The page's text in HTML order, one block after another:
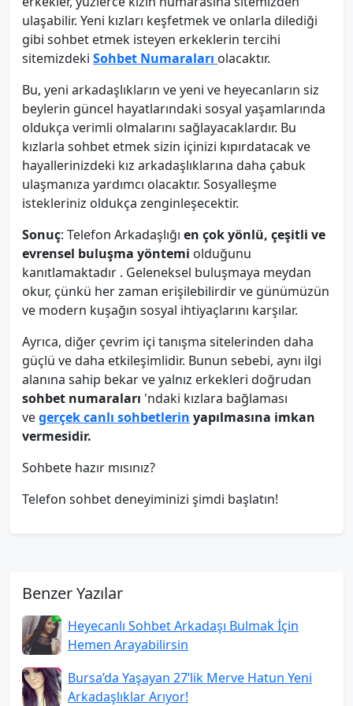
ulaşabilir. Yeni kızları keşfetmek ve onlarla dilediği
gibi sohbet etmek isteyen erkeklerin tercihi
sitemizdeki Sohbet Numaraları olacaktır.
Bu, yeni arkadaşlıkların ve yeni ve heyecanların siz
beylerin güncel hayatlarındaki sosyal yaşamlarında
oldukça verimli olmalarını sağlayacaklardır. Bu
kızlarla sohbet etmek sizin içinizi kıpırdatacak ve
hayallerinizdeki kız arkadaşlıklarına daha çabuk
ulaşmanıza yardımcı olacaktır. Sosyalleşme
istekleriniz oldukça zenginleşecektir.
Sonuç: Telefon Arkadaşlığı en çok yönlü, çeşitli ve
evrensel buluşma yöntemi olduğunu
kanıtlamaktadır . Geleneksel buluşmaya meydan
okur, çünkü her zaman erişilebilirdir ve günümüzün
ve modern kuşağın sosyal ihtiyaçlarını karşılar.
Ayrıca, diğer çevrim içi tanışma sitelerinden daha
güçlü ve daha etkileşimlidir. Bunun sebebi, aynı ilgi
alanına sahip bekar ve yalnız erkekleri doğrudan
sohbet numaraları 'ndaki kızlara bağlaması
vegerçek canlı sohbetlerin yapılmasına imkan
vermesidir.
Sohbete hazır mısınız?
Telefon sohbet deneyiminizi şimdi başlatın!
Benzer Yazılar
Heyecanlı Sohbet Arkadaşı Bulmak İçin
Hemen Arayabilirsin
Bursa’da Yaşayan 27’lik Merve Hatun Yeni
Arkadaşlıklar Arıyor!